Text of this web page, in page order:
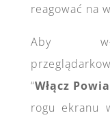
reagować na
Aby
“Włącz
rogu ekranu